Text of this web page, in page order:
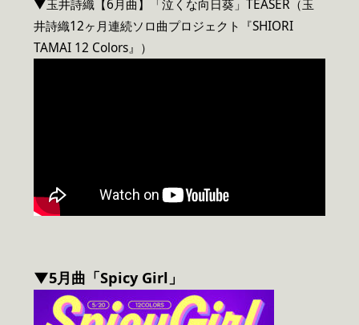
▼玉井詩織【6月曲】「泣くな向日葵」TEASER（玉
井詩織12ヶ月連続ソロ曲プロジェクト『SHIORI
TAMAI 12 Colors』）
▼5月曲「Spicy Girl」